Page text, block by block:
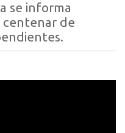
se informa
centenar de